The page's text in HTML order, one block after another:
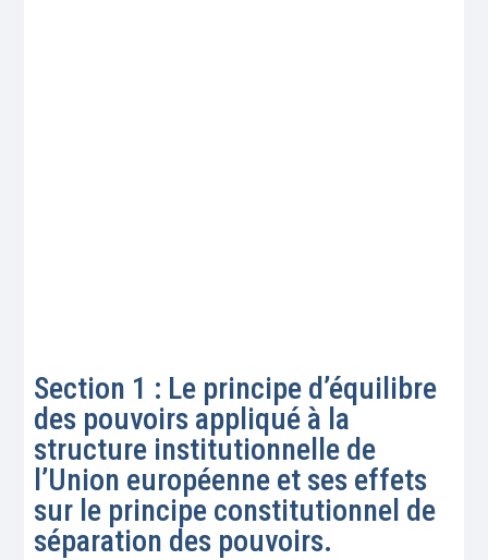
Section 1 : Le principe d’équilibre
des pouvoirs appliqué à la
structure institutionnelle de
l’Union européenne et ses effets
sur le principe constitutionnel de
séparation des pouvoirs.